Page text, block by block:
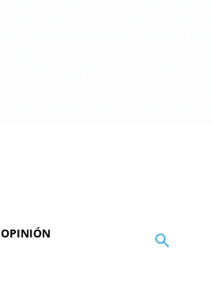
OPINIÓN